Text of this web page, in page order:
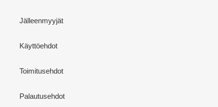
Jälleenmyyjät
Käyttöehdot
Toimitusehdot
Palautusehdot